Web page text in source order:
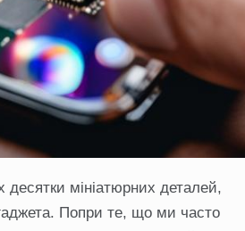
десятки мініатюрних деталей,
Попри те, що ми часто